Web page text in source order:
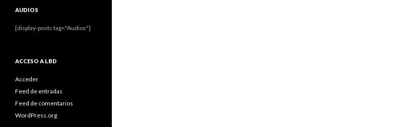
AUDIOS
[display-posts tag="Audios"]
ACCESO A LBD
Acceder
Feed de entradas
Feed de comentarios
WordPress.org